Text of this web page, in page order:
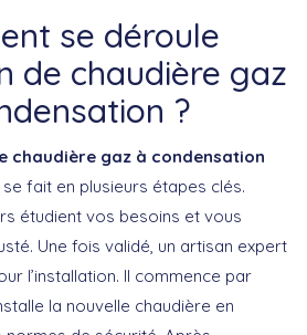
se déroule
de chaudière gaz
?
chaudière gaz à condensation
fait en plusieurs étapes clés.
étudient vos besoins et vous
Une fois validé, un artisan expert
l’installation. Il commence par
la nouvelle chaudière en